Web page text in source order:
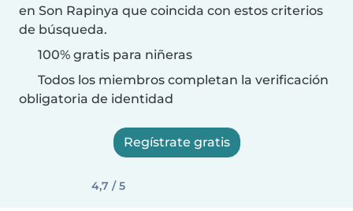
en Son Rapinya que coincida con estos criterios
de búsqueda.
100% gratis para niñeras
Todos los miembros completan la verificación
obligatoria de identidad
Regístrate gratis
4,7 / 5